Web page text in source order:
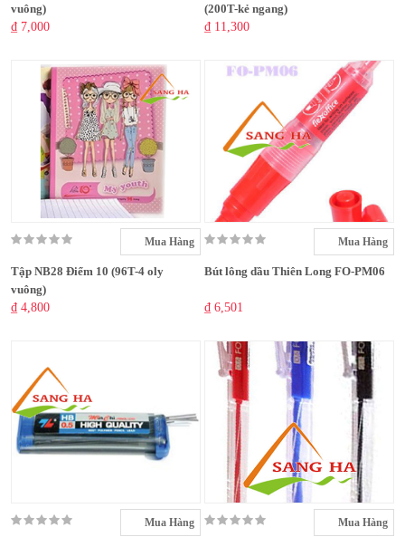
vuông)
₫ 7,000
(200T-kẻ ngang)
₫ 11,300
Mua Hàng
Tập NB28 Điểm 10 (96T-4 oly
vuông)
₫ 4,800
Mua Hàng
Bút lông dầu Thiên Long FO-PM06
₫ 6,501
Mua Hàng Mua Hàng